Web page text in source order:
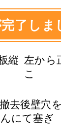
了しま
縦 左から
こ
去後壁穴
にて塞ぎ